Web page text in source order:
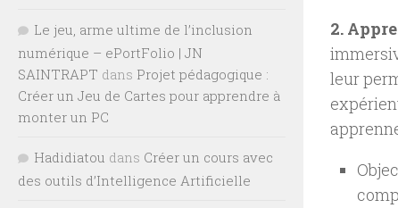
2.
leur
Le jeu, arme ultime de l’inclusion
numérique – ePortFolio | JN
SAINTRAPT dans Projet pédagogique :
Créer un Jeu de Cartes pour apprendre à
monter un PC
Hadidiatou dans Créer un cours avec
des outils d’Intelligence Artificielle